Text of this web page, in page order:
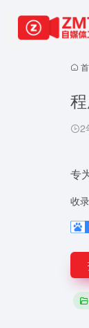
2
专
收